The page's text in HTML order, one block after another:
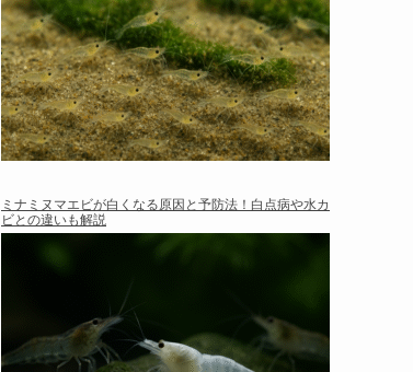
ミナミヌマエビが白くなる原因と予防法！白点病や水カ
ビとの違いも解説